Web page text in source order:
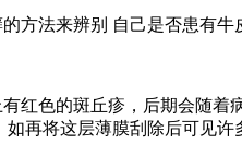
法来辨别 自己是否患有牛
色的斑丘疹，后期会随着
再将这层薄膜刮除后可见